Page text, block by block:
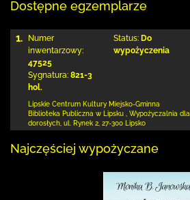
Dostępne egzemplarze
1.
Numer
inwentarzowy:
47525
Sygnatura: 821-3
hol.
Status: Do
wypożyczenia
Lipskie Centrum Kultury Miejsko-Gminna
Biblioteka Publiczna w Lipsku
Wypożyczalnia dla
dorosłych, ul. Rynek 2 27-300 Lipsko
Najczęściej wypożyczane